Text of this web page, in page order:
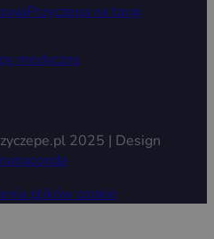
Przyczepa na targi
medyczne
2025 | Design
plików cookie